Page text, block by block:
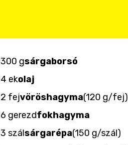
300 gsárgaborsó
4 ekolaj
2 fejvöröshagyma(120 g/fej)
6 gerezdfokhagyma
3 szálsárgarépa(150 g/szál)